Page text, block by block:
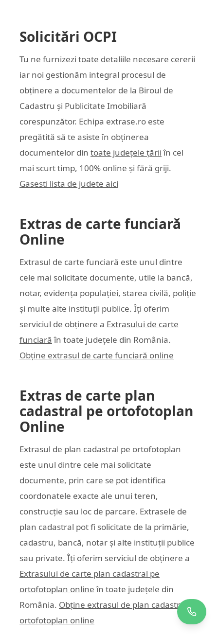
Solicitări OCPI
Tu ne furnizezi toate detaliile necesare cererii
iar noi gestionăm integral procesul de
obținere a documentelor de la Biroul de
Cadastru și Publicitate Imobiliară
corespunzător. Echipa extrase.ro este
pregătită să te asiste în obținerea
documentelor din toate județele țării în cel
mai scurt timp, 100% online și fără griji.
Gasesti lista de judete aici
Extras de carte funciară
Online
Extrasul de carte funciară este unul dintre
cele mai solicitate documente, utile la bancă,
notar, evidența populației, starea civilă, poliție
și multe alte instituții publice. Îți oferim
serviciul de obținere a Extrasului de carte
funciară în toate județele din România.
Obține extrasul de carte funciară online
Extras de carte plan
cadastral pe ortofotoplan
Online
Extrasul de plan cadastral pe ortofotoplan
este unul dintre cele mai solicitate
documente, prin care se pot identifica
coordonatele exacte ale unui teren,
construcție sau loc de parcare. Extrasele de
plan cadastral pot fi solicitate de la primărie,
cadastru, bancă, notar și alte instituții publice
sau private. Îți oferim serviciul de obținere a
Extrasului de carte plan cadastral pe
ortofotoplan online în toate județele din
România. Obține extrasul de plan cadastral pe
ortofotoplan online